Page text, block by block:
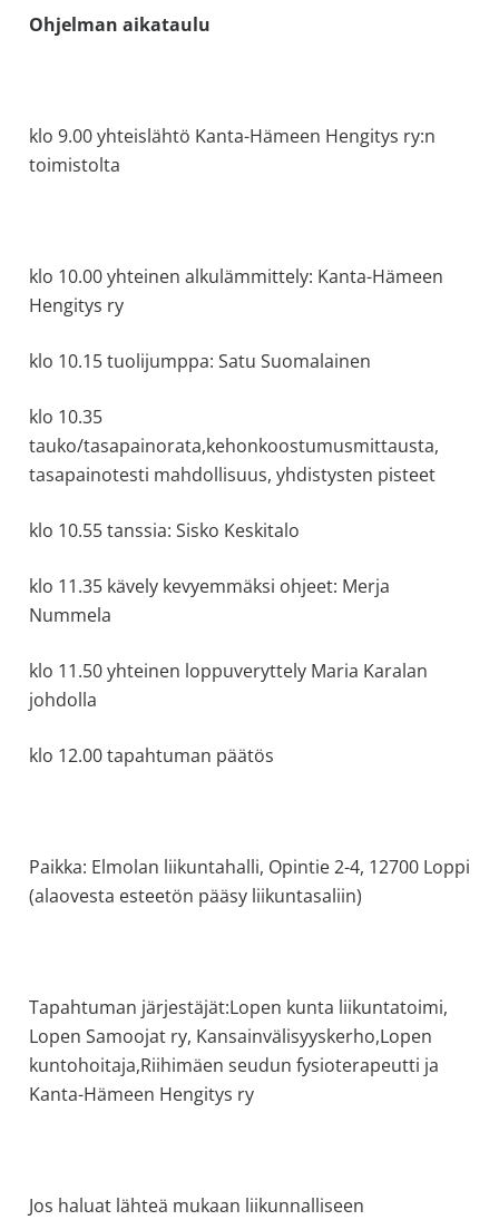
Ohjelman aikataulu
klo 9.00 yhteislähtö Kanta-Hämeen Hengitys ry:n
toimistolta
klo 10.00 yhteinen alkulämmittely: Kanta-Hämeen
Hengitys ry
klo 10.15 tuolijumppa: Satu Suomalainen
klo 10.35
tauko/tasapainorata,kehonkoostumusmittausta,
tasapainotesti mahdollisuus, yhdistysten pisteet
klo 10.55 tanssia: Sisko Keskitalo
klo 11.35 kävely kevyemmäksi ohjeet: Merja
Nummela
klo 11.50 yhteinen loppuveryttely Maria Karalan
johdolla
klo 12.00 tapahtuman päätös
Paikka: Elmolan liikuntahalli, Opintie 2-4, 12700 Loppi
(alaovesta esteetön pääsy liikuntasaliin)
Tapahtuman järjestäjät:Lopen kunta liikuntatoimi,
Lopen Samoojat ry, Kansainvälisyyskerho,Lopen
kuntohoitaja,Riihimäen seudun fysioterapeutti ja
Kanta-Hämeen Hengitys ry
Jos haluat lähteä mukaan liikunnalliseen